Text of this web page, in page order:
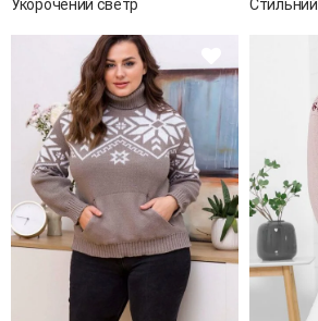
Укорочений светр Стильний